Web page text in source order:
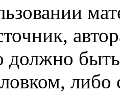
должно
либо